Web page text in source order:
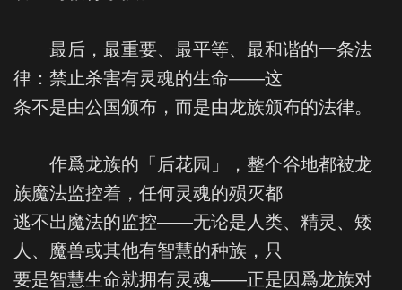
最后，最重要、最平等、最和谐的一条法
律：禁止杀害有灵魂的生命——这
条不是由公国颁布，而是由龙族颁布的法律。
作爲龙族的「后花园」，整个谷地都被龙
族魔法监控着，任何灵魂的殒灭都
逃不出魔法的监控——无论是人类、精灵、矮
人、魔兽或其他有智慧的种族，只
要是智慧生命就拥有灵魂——正是因爲龙族对